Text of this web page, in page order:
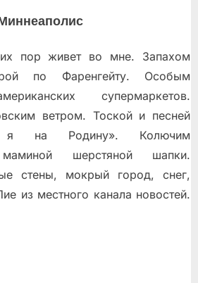
пор живет во мне. Запахом
по Фаренгейту. Особым
супермаркетов.
ветром. Тоской и песней
я на Родину». Колючим
маминой шерстяной шапки.
стены, мокрый город, снег,
из местного канала новостей.